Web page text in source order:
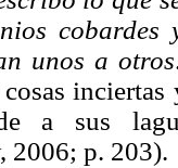
unos a otros
a sus
2006; p. 203).